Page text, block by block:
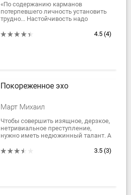
«По содержанию карманов
потерпевшего личность установить
трудно... Настойчивость надо
Связка. Но один ключ от навесного
4.5 (4)
Покореженное эхо
Март Михаил
Чтобы совершить изящное, дерзкое,
нетривиальное преступление,
нужно иметь недюжинный талант. А
воспользоваться чужими идеями,
3.5 (3)